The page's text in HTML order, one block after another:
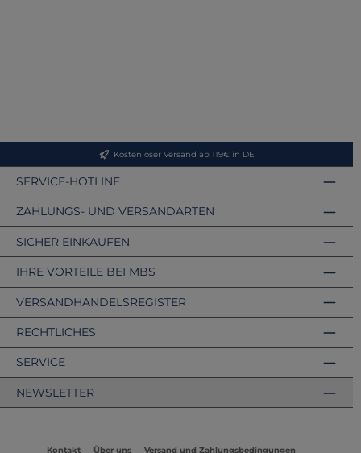
Kostenloser Versand ab 119€ in DE
SERVICE-HOTLINE
ZAHLUNGS- UND VERSANDARTEN
VERSANDHANDELSREGISTER
SICHER EINKAUFEN
IHRE VORTEILE BEI MBS
RECHTLICHES
SERVICE
NEWSLETTER
Kontakt Über uns Versand und Zahlungsbedingungen